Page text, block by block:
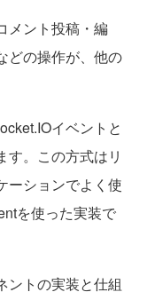
メント投稿・編
どの操作が、他の
イベントと
す。この方式はリ
ーションでよく使
を使った実装で
ントの実装と仕組